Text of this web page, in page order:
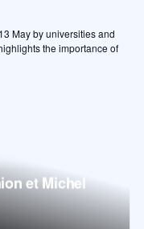
May by universities and
the importance of
et Michel